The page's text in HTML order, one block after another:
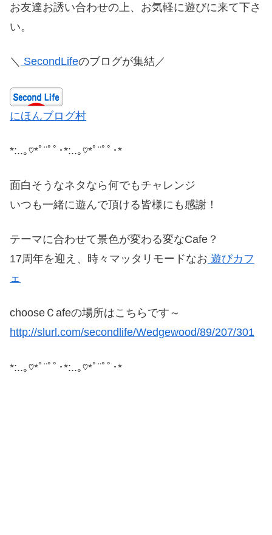
お友達お誘い合わせの上、お気軽に遊びに来て下さ
い。
＼ SecondLifeのブログが集結／
にほんブログ村
*:..｡♡*ﾟ¨ﾟﾟ･*:..｡♡*ﾟ¨ﾟﾟ･*
面白そうなネタなら何でもチャレンジ
いつも一緒に遊んで頂ける皆様にも感謝！
テーマに合わせて景色が変わる変なCafe？
17周年を迎え、時々マッタリモードなお 遊びカフ
ェ
chooseＣafeの場所はこちらです～
http://slurl.com/secondlife/Wedgewood/89/207/301
*:..｡♡*ﾟ¨ﾟﾟ･*:..｡♡*ﾟ¨ﾟﾟ･*